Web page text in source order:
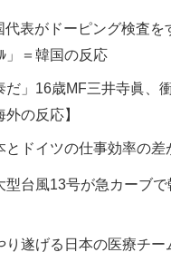
表がドーピング検査
＝韓国の反応
」16歳MF三井寺眞、
の反応】
ドイツの仕事効率の
型台風13号が急カーブ
遂げる日本の医療チ